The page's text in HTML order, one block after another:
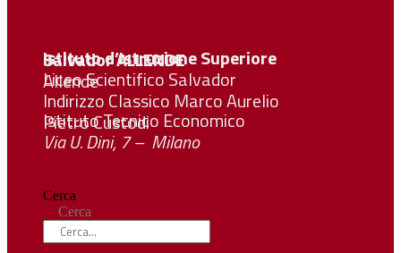
Istituto d’Istruzione Superiore SalvadorALLENDE
Liceo Scientifico Salvador Allende
Indirizzo Classico Marco Aurelio
Istituto Tecnico Economico Pietro Custodi
Via U. Dini, 7 – Milano
Cerca
Cerca